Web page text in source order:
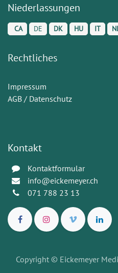
Niederlassungen
CA DE DK HU IT
Rechtliches
Impressum
AGB / Datenschutz
Kontakt
Kontaktformular
info@eickemeyer.ch
071 788 23 13
Copyright © Eickemeyer